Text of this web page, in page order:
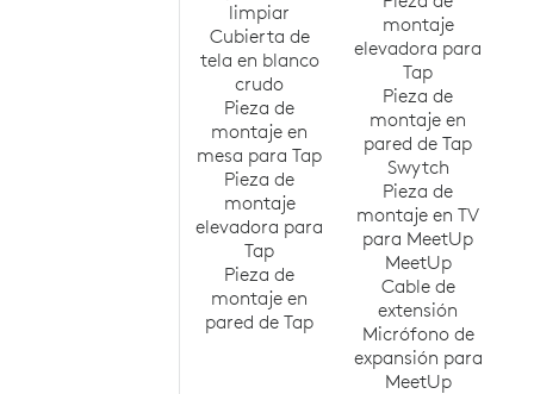
limpiar
Cubierta de
tela en blanco
crudo
Pieza de
montaje en
mesa para Tap
Pieza de
montaje
elevadora para
Tap
Pieza de
montaje en
pared de Tap
montaje
elevadora para
Tap
Pieza de
montaje en
pared de Tap
Swytch
Pieza de
montaje en TV
para MeetUp
MeetUp
Cable de
extensión
Micrófono de
expansión para
MeetUp